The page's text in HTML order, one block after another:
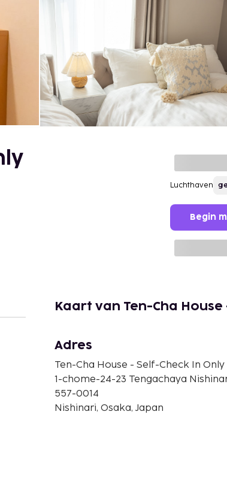
Luchthaven
Begin
Kaart van Ten-Cha
Adres
Ten-Cha House - Self-Check In Only
1-chome-24-23 Tengachaya
557-0014
Nishinari, Osaka, Japan